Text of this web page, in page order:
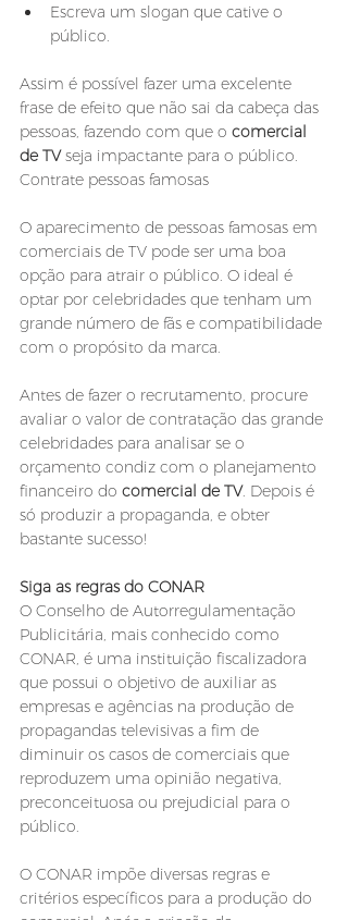
Escreva um slogan que cative o
público.
Assim é possível fazer uma excelente
frase de efeito que não sai da cabeça das
pessoas, fazendo com que o comercial
de TV seja impactante para o público.
Contrate pessoas famosas
O aparecimento de pessoas famosas em
comerciais de TV pode ser uma boa
opção para atrair o público. O ideal é
optar por celebridades que tenham um
grande número de fãs e compatibilidade
com o propósito da marca.
Antes de fazer o recrutamento, procure
avaliar o valor de contratação das grande
celebridades para analisar se o
orçamento condiz com o planejamento
financeiro do comercial de TV. Depois é
só produzir a propaganda, e obter
bastante sucesso!
Siga as regras do CONAR
O Conselho de Autorregulamentação
Publicitária, mais conhecido como
CONAR, é uma instituição fiscalizadora
que possui o objetivo de auxiliar as
empresas e agências na produção de
propagandas televisivas a fim de
diminuir os casos de comerciais que
reproduzem uma opinião negativa,
preconceituosa ou prejudicial para o
público.
O CONAR impõe diversas regras e
critérios específicos para a produção do